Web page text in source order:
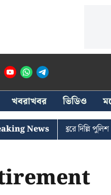
খবরাখবর ভিডিও
News
সদর দপ্তরে দিল্লি পুলিশ